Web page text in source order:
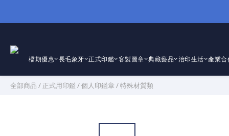
檔期優惠 長毛象牙 正式印鑑 客製圖章 典藏藝品 治印生活 產業合
全部商品 / 正式用印鑑 /個人印鑑章 /特殊材質類